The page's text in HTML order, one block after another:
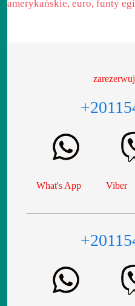
amerykańskie, euro, funty
What's App Viber